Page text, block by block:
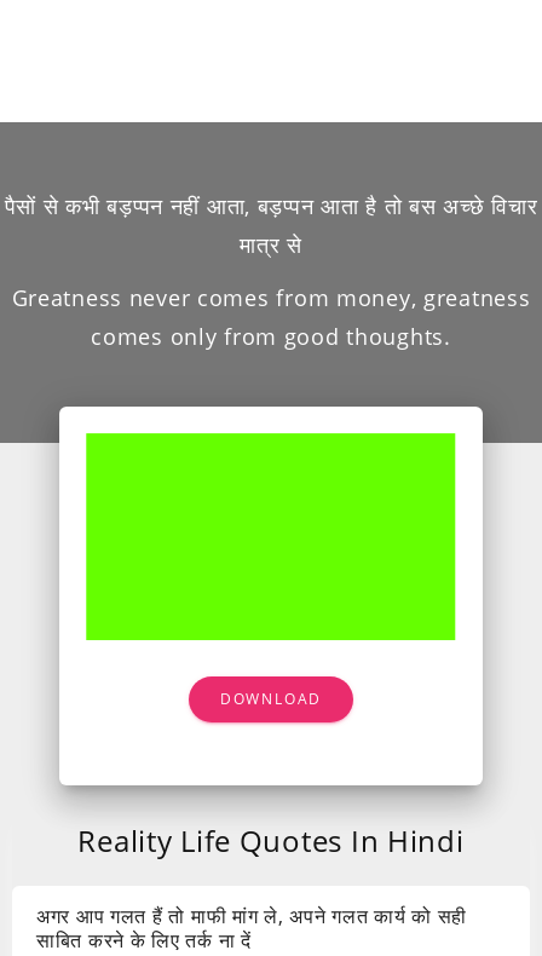
पैसों से कभी बड़प्पन नहीं आता, बड़प्पन आता है तो बस अच्छे विचार
मात्र से
Greatness never comes from money, greatness
comes only from good thoughts.
DOWNLOAD
Reality Life Quotes In Hindi
अगर आप गलत हैं तो माफी मांग ले, अपने गलत कार्य को सही
साबित करने के लिए तर्क ना दें